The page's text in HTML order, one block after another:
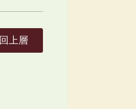
回上層